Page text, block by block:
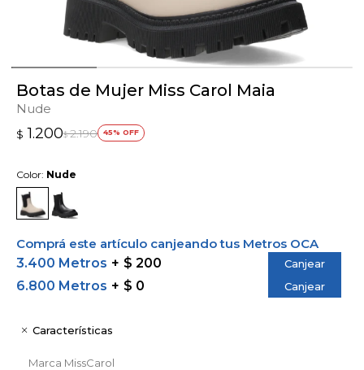
Botas de Mujer Miss Carol Maia
Nude
$ 1.200$ 2.190 45
Color: Nude
Comprá este artículo canjeando tus Metros OCA
3.400 Metros
$ 200 Canjear
6.800 Metros $ 0 Canjear
Características
Marca MissCarol